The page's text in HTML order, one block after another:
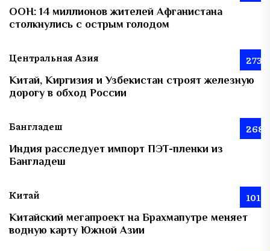
ООН: 14 миллионов жителей Афганистана
столкнулись с острым голодом
Центральная Азия 273
Китай, Киргизия и Узбекистан строят железную
дорогу в обход России
Бангладеш 268
Индия расследует импорт ПЭТ-пленки из
Бангладеш
Китай 101
Китайский мегапроект на Брахмапутре меняет
водную карту Южной Азии